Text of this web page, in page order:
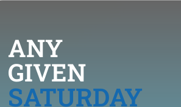
ANY
GIVEN
SATURDAY